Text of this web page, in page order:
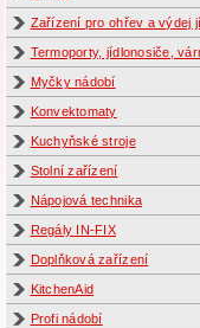
Zařízení pro ohřev a výdej
Termoporty, jídlonosiče,
Myčky nádobí
Konvektomaty
Kuchyňské stroje
Stolní zařízení
Nápojová technika
Regály IN-FIX
Doplňková zařízení
KitchenAid
Profi nádobí